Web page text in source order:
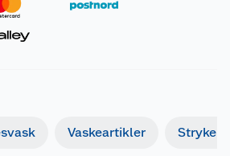
Vaskeartikler